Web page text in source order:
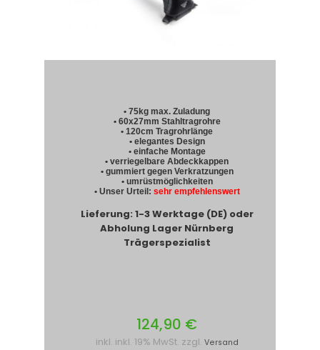
• 75kg max. Zuladung
• 60x27mm Stahltragrohre
• 120cm Tragrohrlänge
• elegantes Design
• einfache Montage
• verriegelbare Abdeckkappen
• gummiert gegen Verkratzungen
• umrüstmöglichkeiten
• Unser Urteil: sehr empfehlenswert
Lieferung: 1-3 Werktage (DE) oder
Abholung Lager Nürnberg
Trägerspezialist
124,90 €
inkl. inkl. 19% MwSt. zzgl. Versand